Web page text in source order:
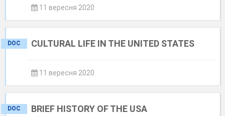
11 вересня 2020
DOC CULTURAL LIFE IN THE UNITED STATES
11 вересня 2020
DOC BRIEF HISTORY OF THE USA